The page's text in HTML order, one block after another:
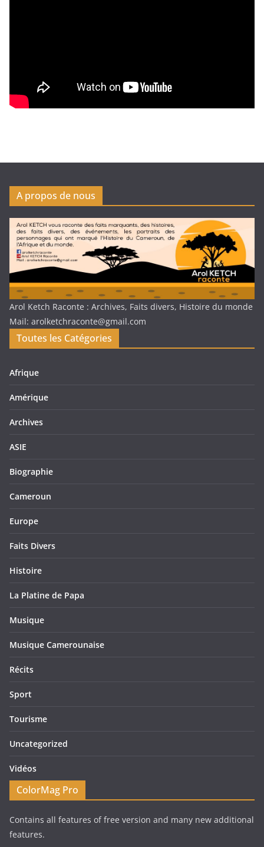
A propos de nous
Arol Ketch Raconte : Archives, Faits divers, Histoire du monde
Mail: arolketchraconte@gmail.com
Toutes les Catégories
Afrique
Amérique
Archives
ASIE
Biographie
Cameroun
Europe
Faits Divers
Histoire
La Platine de Papa
Musique
Musique Camerounaise
Récits
Sport
Tourisme
Uncategorized
Vidéos
ColorMag Pro
Contains all features of free version and many new additional
features.